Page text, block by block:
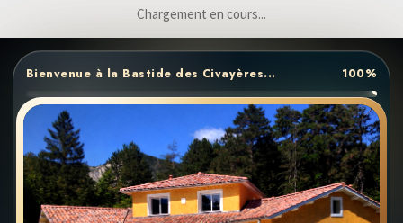
Chargement en cours...
TARIFS & RÉSERVATION · VILLA PRIVÉE AVEC
PISCINE · VEYNES